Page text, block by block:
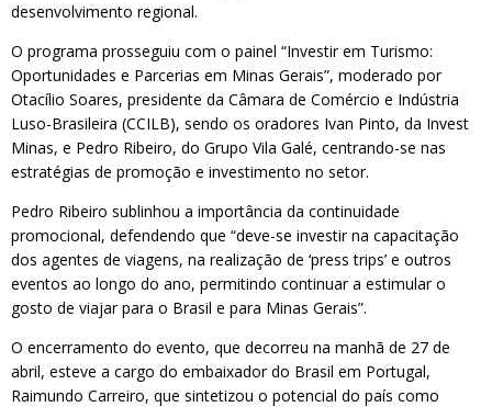
desenvolvimento regional.
O programa prosseguiu com o painel “Investir em Turismo:
Oportunidades e Parcerias em Minas Gerais”, moderado por
Otacílio Soares, presidente da Câmara de Comércio e Indústria
Luso-Brasileira (CCILB), sendo os oradores Ivan Pinto, da Invest
Minas, e Pedro Ribeiro, do Grupo Vila Galé, centrando-se nas
estratégias de promoção e investimento no setor.
Pedro Ribeiro sublinhou a importância da continuidade
promocional, defendendo que “deve-se investir na capacitação
dos agentes de viagens, na realização de ‘press trips’ e outros
eventos ao longo do ano, permitindo continuar a estimular o
gosto de viajar para o Brasil e para Minas Gerais”.
O encerramento do evento, que decorreu na manhã de 27 de
abril, esteve a cargo do embaixador do Brasil em Portugal,
Raimundo Carreiro, que sintetizou o potencial do país como